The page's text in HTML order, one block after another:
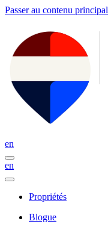
Passer au contenu principal
en
en
Propriétés
Blogue